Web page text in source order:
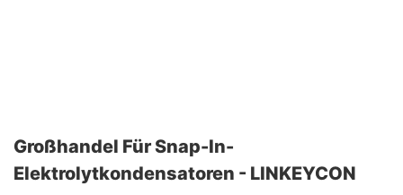
Großhandel Für Snap-In-
Elektrolytkondensatoren - LINKEYCON